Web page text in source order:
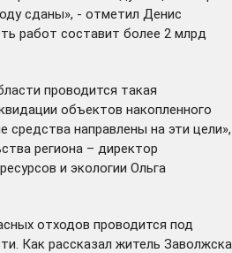
сданы», - отметил Денис
работ составит более 2 млрд
проводится такая
объектов накопленного
средства направлены на эти цели»,
региона – директор
и экологии Ольга
отходов проводится под
Как рассказал житель Заволжска